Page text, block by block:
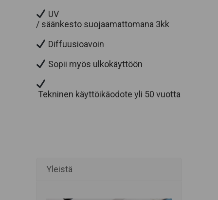
UV
/ säänkesto suojaamattomana 3kk
Diffuusioavoin
Sopii myös ulkokäyttöön
Tekninen käyttöikäodote yli 50 vuotta
Yleistä